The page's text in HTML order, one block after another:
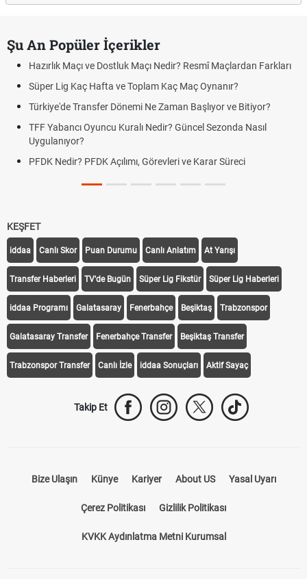
Şu An Popüler İçerikler
Hazırlık Maçı ve Dostluk Maçı Nedir? Resmî Maçlardan Farkları
Süper Lig Kaç Hafta ve Toplam Kaç Maç Oynanır?
Türkiye'de Transfer Dönemi Ne Zaman Başlıyor ve Bitiyor?
TFF Yabancı Oyuncu Kuralı Nedir? Güncel Sezonda Nasıl
Uygulanıyor?
PFDK Nedir? PFDK Açılımı, Görevleri ve Karar Süreci
KEŞFET
iddaa Canlı Skor Puan Durumu Canlı Anlatım At Yarışı
Transfer Haberleri TV'de Bugün Süper Lig Fikstür Süper Lig Haberleri
iddaa Programı Galatasaray Fenerbahçe Beşiktaş Trabzonspor
Galatasaray Transfer Fenerbahçe Transfer Beşiktaş Transfer
Trabzonspor Transfer Canlı İzle iddaa Sonuçları Aktif Sayaç
Takip Et
Bize Ulaşın Künye Kariyer About US Yasal Uyarı
Çerez Politikası Gizlilik Politikası
KVKK Aydınlatma Metni Kurumsal